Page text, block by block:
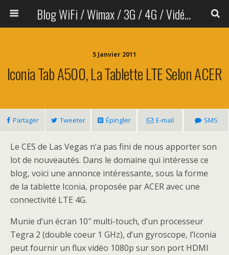
Blog WiFi / Wimax / 3G / 4G / Vidéo sans fil
5 Janvier 2011
Iconia Tab A500, La Tablette LTE Selon ACER
Partager Tweeter Épingler E-mail SMS
Le CES de Las Vegas n’a pas fini de nous apporter son
lot de nouveautés. Dans le domaine qui intéresse ce
blog, voici une annonce intéressante, sous la forme
de la tablette Iconia, proposée par ACER avec une
connectivité LTE 4G.
Munie d’un écran 10″ multi-touch, d’un processeur
Tegra 2 (double coeur 1 GHz), d’un gyroscope, l’Iconia
peut fournir un flux vidéo 1080p sur son port HDMI